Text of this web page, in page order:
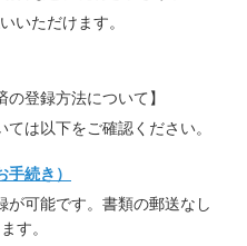
いただけます。
の登録方法について】
は以下をご確認ください。
続き）
が可能です。書類の郵送なし
す。